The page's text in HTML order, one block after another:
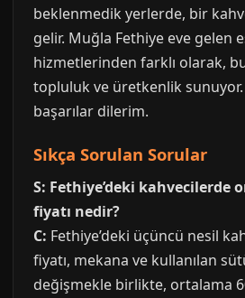
beklenmedik yerlerde, bir
gelir. Muğla Fethiye eve gelen
hizmetlerinden farklı olarak,
topluluk ve üretkenlik
başarılar dilerim.
Sıkça Sorulan Sorular
S: Fethiye’deki kahvecilerde
fiyatı nedir?
C: Fethiye’deki üçüncü nesil
fiyatı, mekana ve kullanılan
değişmekle birlikte, ortalama